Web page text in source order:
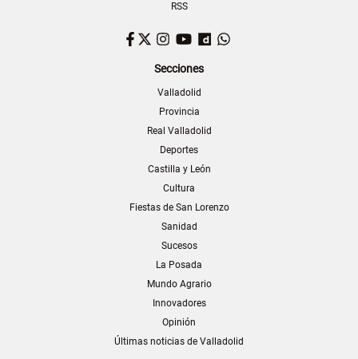
RSS
Facebook
TwitterInstagram
YouTubeDailymotion
Secciones
Valladolid
Provincia
Real Valladolid
Deportes
Castilla y León
Cultura
Fiestas de San Lorenzo
Sanidad
Sucesos
La Posada
Mundo Agrario
Innovadores
Opinión
Últimas noticias de Valladolid